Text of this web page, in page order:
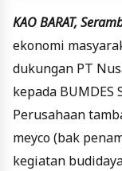
KAO BARAT,
ekonomi
dukungan PT
kepada BUMDES
Perusahaan
meyco (bak
kegiatan